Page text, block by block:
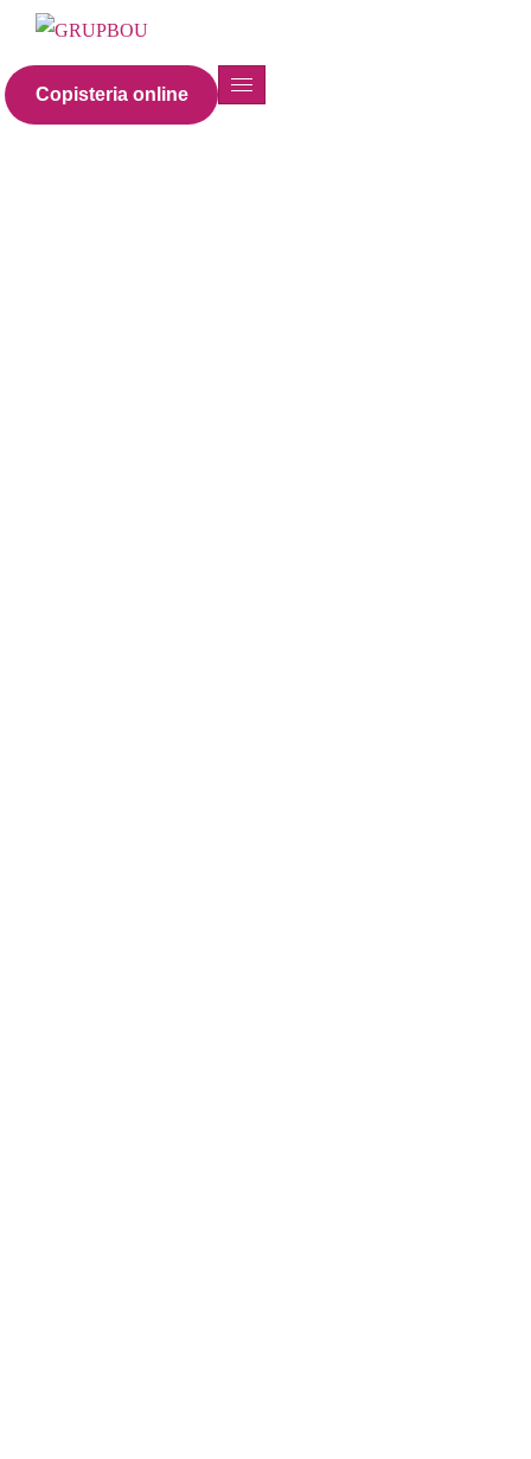
Copisteria online